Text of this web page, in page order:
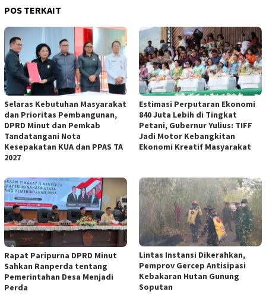
POS TERKAIT
Selaras Kebutuhan Masyarakat
dan Prioritas Pembangunan,
DPRD Minut dan Pemkab
Tandatangani Nota
Kesepakatan KUA dan PPAS TA
2027
Estimasi Perputaran Ekonomi
840 Juta Lebih di Tingkat
Petani, Gubernur Yulius: TIFF
Jadi Motor Kebangkitan
Ekonomi Kreatif Masyarakat
Rapat Paripurna DPRD Minut
Sahkan Ranperda tentang
Pemerintahan Desa Menjadi
Perda
Lintas Instansi Dikerahkan,
Pemprov Gercep Antisipasi
Kebakaran Hutan Gunung
Soputan